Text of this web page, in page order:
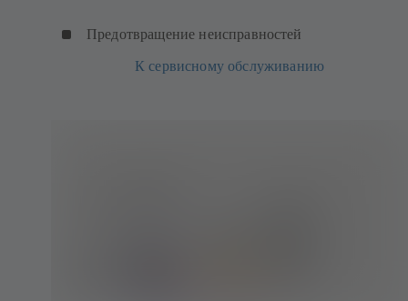
Предотвращение неисправностей
К сервисному обслуживанию